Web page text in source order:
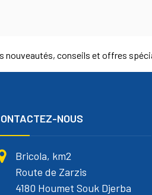
nouveautés, conseils et offres
NOUS
Bricola, km2
Route de Zarzis
4180 Houmet Souk Djerba